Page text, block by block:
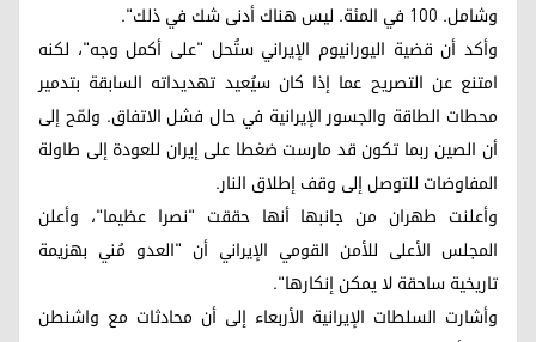
وشامل. 100 في المئة. ليس هناك أدنى شك في ذلك".
وأكد أن قضية اليورانيوم الإيراني ستُحل "على أكمل وجه"، لكنه
امتنع عن التصريح عما إذا كان سيُعيد تهديداته السابقة بتدمير
محطات الطاقة والجسور الإيرانية في حال فشل الاتفاق. ولمّح إلى
أن الصين ربما تكون قد مارست ضغطا على إيران للعودة إلى طاولة
المفاوضات للتوصل إلى وقف إطلاق النار.
وأعلنت طهران من جانبها أنها حققت "نصرا عظيما"، وأعلن
المجلس الأعلى للأمن القومي الإيراني أن "العدو مُني بهزيمة
تاريخية ساحقة لا يمكن إنكارها".
وأشارت السلطات الإيرانية الأربعاء إلى أن محادثات مع واشنطن